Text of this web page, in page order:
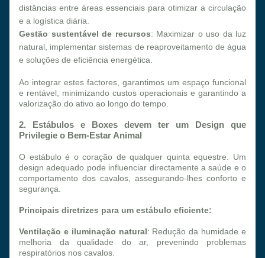
distâncias entre áreas essenciais para otimizar a circulação
e a logística diária.
Gestão sustentável de recursos: Maximizar o uso da luz
natural, implementar sistemas de reaproveitamento de água
e soluções de eficiência energética.
Ao integrar estes factores, garantimos um espaço funcional
e rentável, minimizando custos operacionais e garantindo a
valorização do ativo ao longo do tempo.
2. Estábulos e Boxes devem ter um Design que
Privilegie o Bem-Estar Animal
O estábulo é o coração de qualquer quinta equestre. Um
design adequado pode influenciar directamente a saúde e o
comportamento dos cavalos, assegurando-lhes conforto e
segurança.
Principais diretrizes para um estábulo eficiente:
Ventilação e iluminação natural: Redução da humidade e
melhoria da qualidade do ar, prevenindo problemas
respiratórios nos cavalos.